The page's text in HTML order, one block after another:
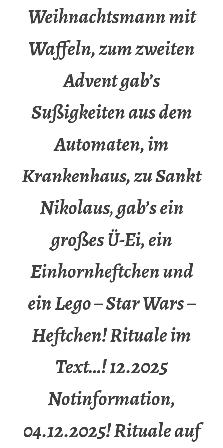
Weihnachtsmann mit
Waffeln, zum zweiten
Advent gab’s
Sußigkeiten aus dem
Automaten, im
Krankenhaus, zu Sankt
Nikolaus, gab’s ein
großes Ü-Ei, ein
Einhornheftchen und
ein Lego – Star Wars –
Heftchen! Rituale im
Text…! 12.2025
Notinformation,
04.12.2025! Rituale auf